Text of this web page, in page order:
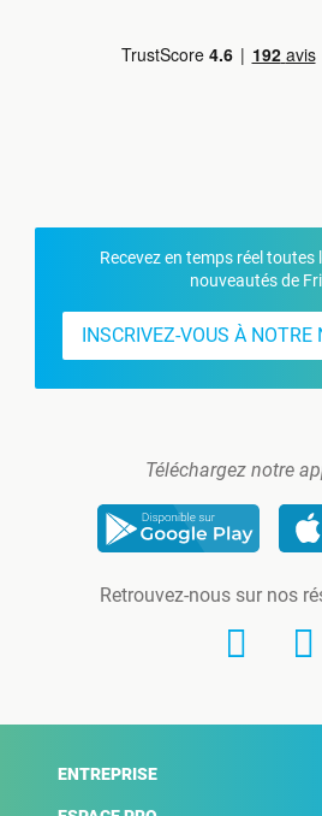
Recevez en temps réel
nouveautés de
INSCRIVEZ-VOUS À NOTRE
Téléchargez notre
Retrouvez-nous sur nos
ENTREPRISE